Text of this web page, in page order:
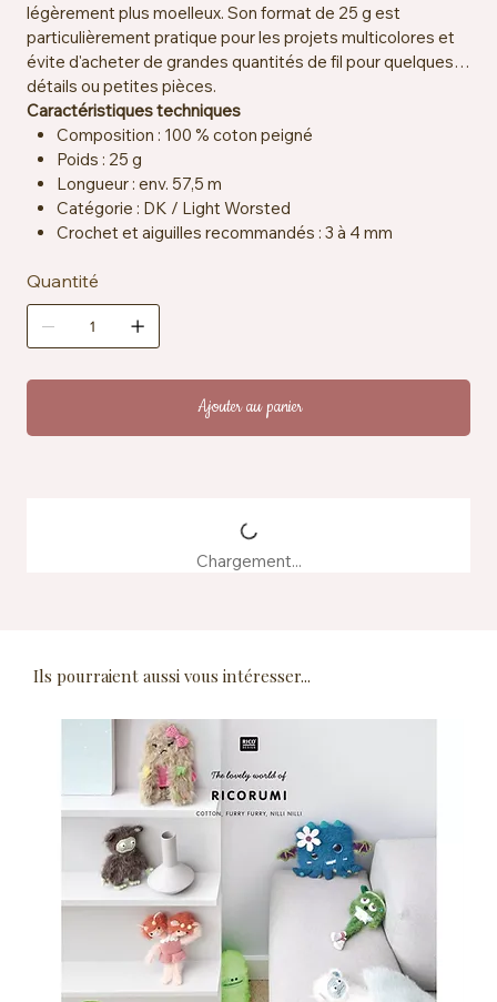
légèrement plus moelleux. Son format de 25 g est
particulièrement pratique pour les projets multicolores et
évite d'acheter de grandes quantités de fil pour quelques
détails ou petites pièces.
Caractéristiques techniques
Composition : 100 % coton peigné
Poids : 25 g
Longueur : env. 57,5 m
Catégorie : DK / Light Worsted
Crochet et aiguilles recommandés : 3 à 4 mm
Certification : OEKO-TEX® Standard 100
Particularités : vegan, résistant à la salive
Entretien : lavable en machine à 30 °C
Quantité
Ajouter au panier
Chargement...
Ils pourraient aussi vous intéresser...